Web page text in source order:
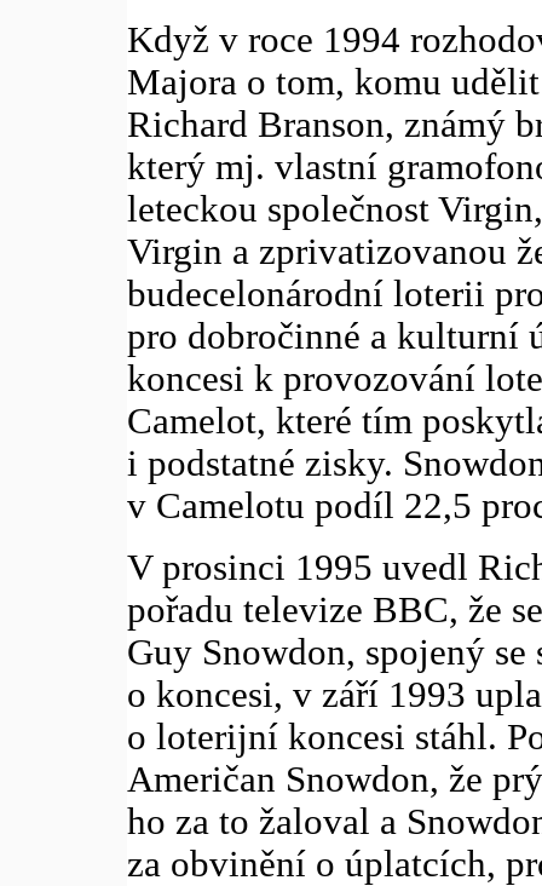
Když v roce 1994
Majora o tom, komu
Richard Branson, známý
který mj. vlastní
leteckou společnost
Virgin a zprivatizovanou
budecelonárodní loterii
pro dobročinné a kulturní
koncesi k provozování
Camelot, které tím
i podstatné zisky.
v Camelotu podíl 22,5
V prosinci 1995 uvedl
pořadu televize BBC, že
Guy Snowdon, spojený
o koncesi, v září 1993
o loterijní koncesi stáhl.
Američan Snowdon, že
ho za to žaloval a
za obvinění o úplatcích,